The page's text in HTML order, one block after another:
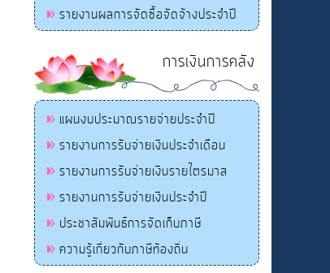
รายงานผลการจัดซื้อจัดจ้างประจำปี
การเงินการคลัง
แผนงบประมาณรายจ่ายประจำปี
รายงานการรับจ่ายเงินประจำเดือน
รายงานการรับจ่ายเงินรายไตรมาส
รายงานการรับจ่ายเงินประจำปี
ประชาสัมพันธ์การจัดเก็บภาษี
ความรู้เกี่ยวกับภาษีท้องถิ่น